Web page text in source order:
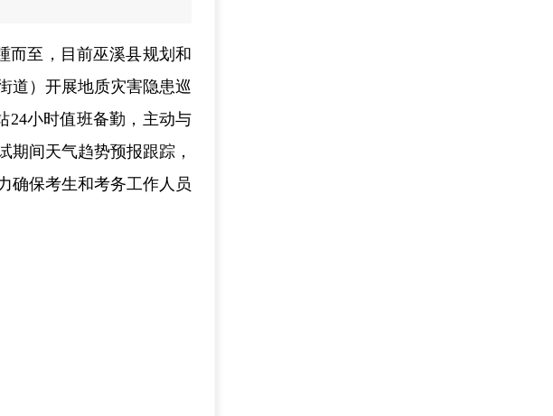
而至，目前巫溪县规划和
道）开展地质灾害隐患巡
24小时值班备勤，主动与
期间天气趋势预报跟踪，
确保考生和考务工作人员